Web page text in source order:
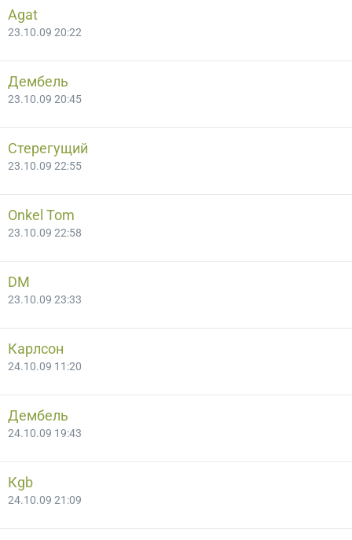
Agat
23.10.09 20:22
Дембель
23.10.09 20:45
Стерегущий
23.10.09 22:55
Onkel Tom
23.10.09 22:58
DM
23.10.09 23:33
Карлсон
24.10.09 11:20
Дембель
24.10.09 19:43
Кgb
24.10.09 21:09